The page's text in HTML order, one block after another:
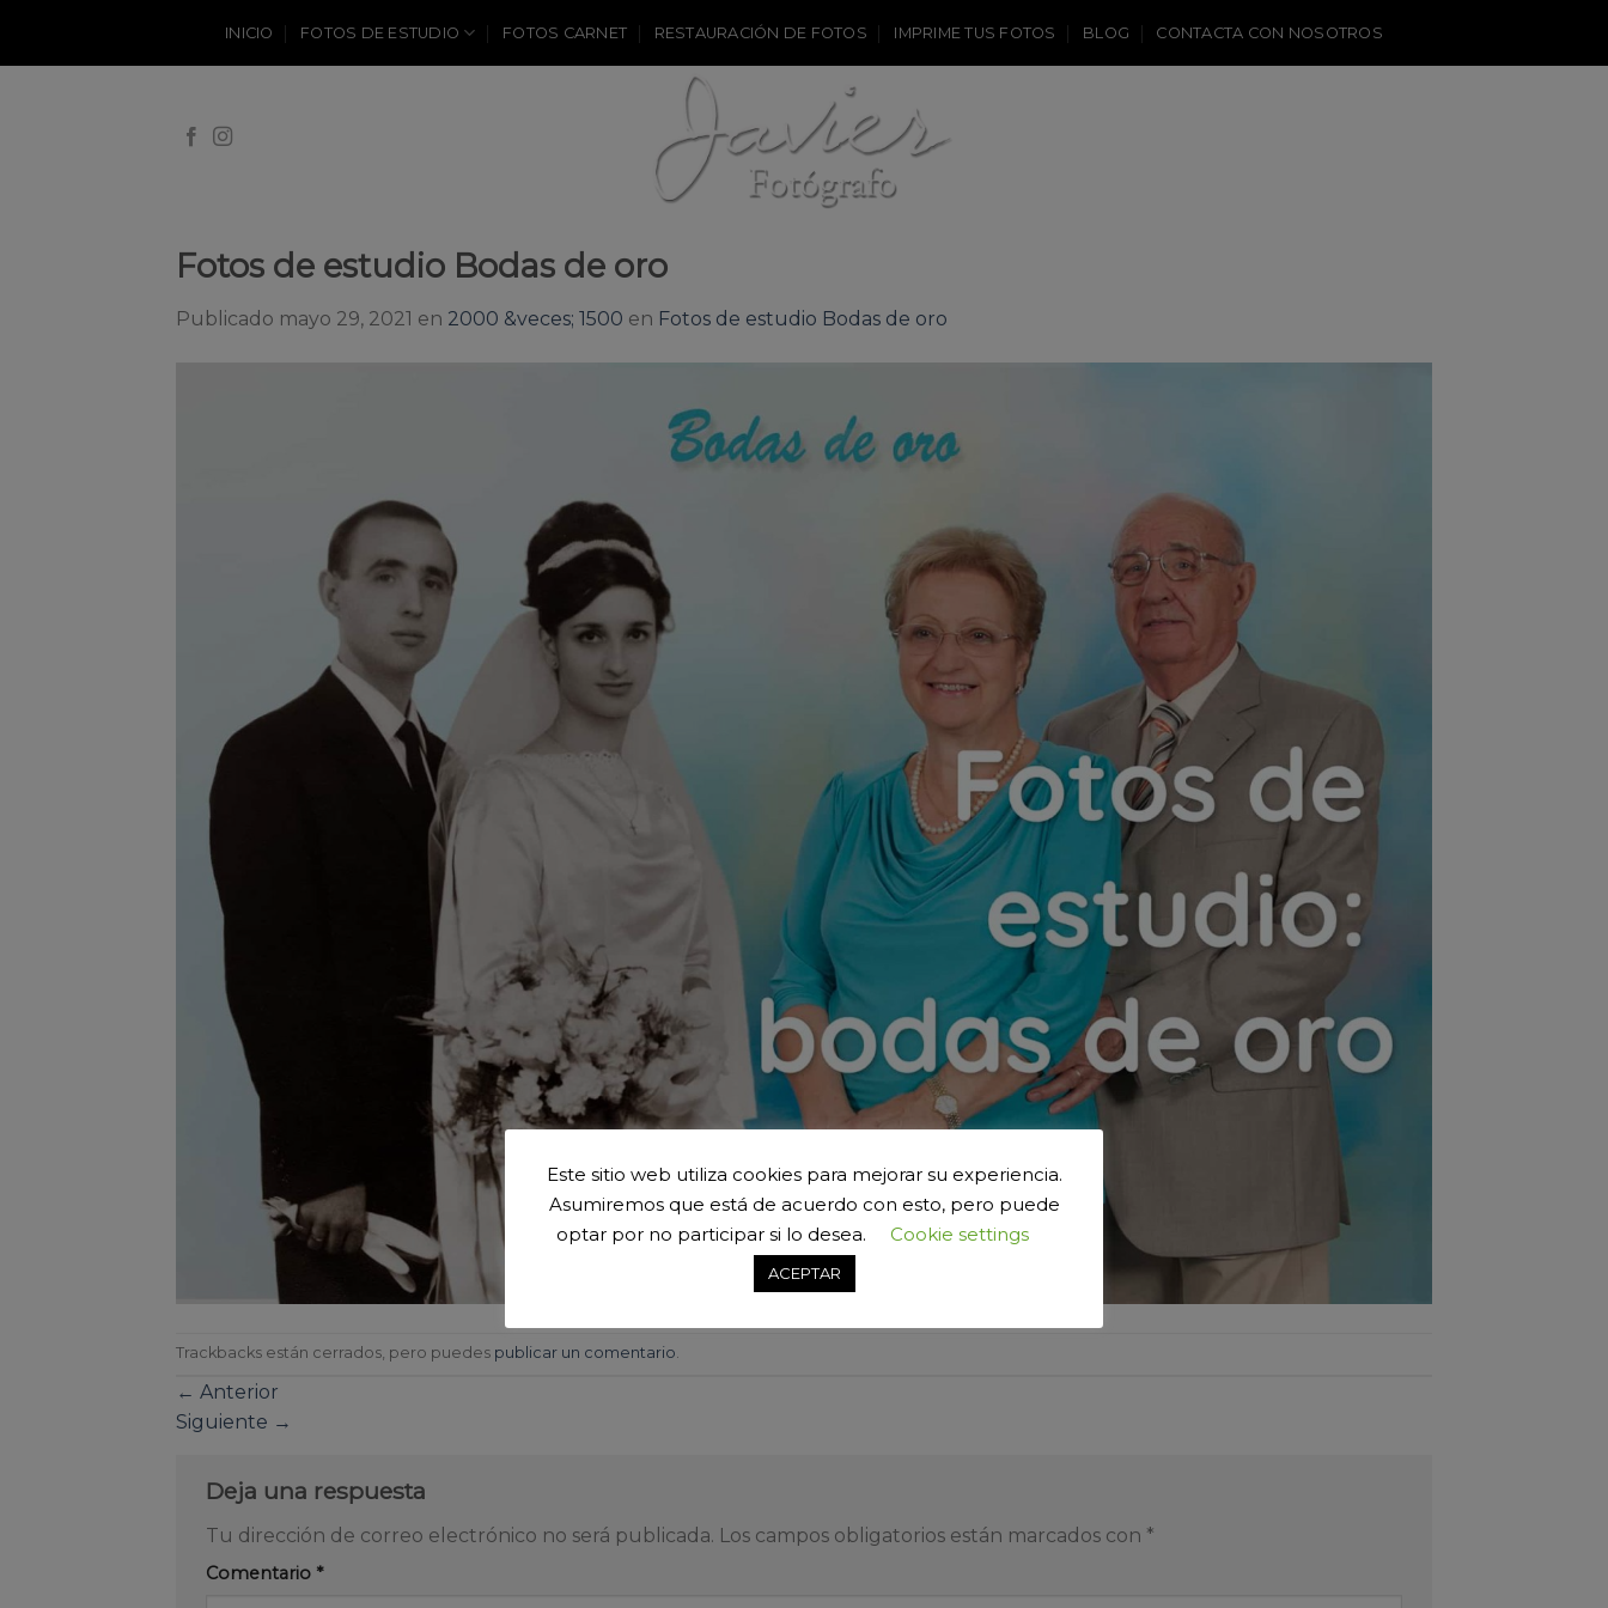
content
INICIO FOTOS DE ESTUDIO FOTOS CARNET RESTAURACIÓN DE FOTOS IMPRIME TUS FOTOS BLOG CONTACTA CON NOSOTROS
Fotos de estudio Bodas de oro
Publicado mayo 29, 2021 en 2000 &veces; 1500 en Fotos de estudio Bodas de oro
Trackbacks están cerrados, pero puedes publicar un comentario.
← Anterior
Siguiente →
Deja una respuesta
Tu dirección de correo electrónico no será publicada. Los campos obligatorios están marcados con *
Comentario *
Este sitio web utiliza cookies para mejorar su experiencia.
Asumiremos que está de acuerdo con esto, pero puede
optar por no participar si lo desea.
Cookie settings
ACEPTAR